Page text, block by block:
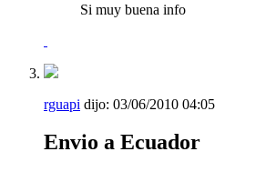
Si muy buena info
rguapi dijo: 03/06/2010 04:05
Envio a Ecuador